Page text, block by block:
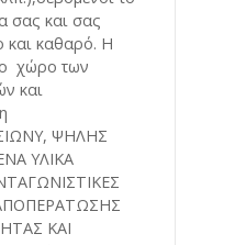
σας και σας
και καθαρό. Η
χώρο των
και
ΨΗΛΗΣ
ΥΛΙΚΑ
ΚΑΙ